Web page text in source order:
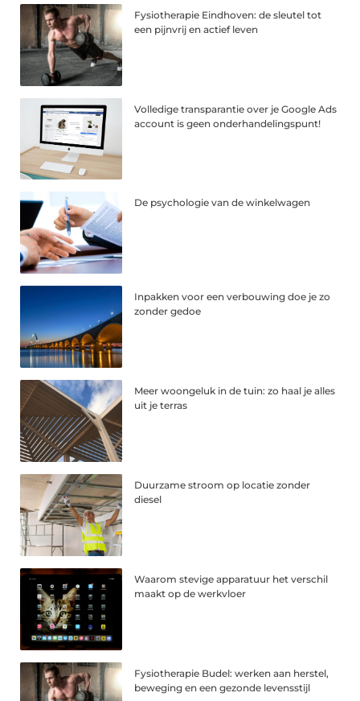
Fysiotherapie Eindhoven: de sleutel tot
een pijnvrij en actief leven
Volledige transparantie over je Google Ads
account is geen onderhandelingspunt!
De psychologie van de winkelwagen
Inpakken voor een verbouwing doe je zo
zonder gedoe
Meer woongeluk in de tuin: zo haal je alles
uit je terras
Duurzame stroom op locatie zonder
diesel
Waarom stevige apparatuur het verschil
maakt op de werkvloer
Fysiotherapie Budel: werken aan herstel,
beweging en een gezonde levensstijl